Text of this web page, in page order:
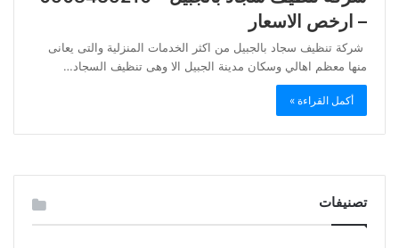
– ارخص الاسعار
شركة تنظيف سجاد بالجبيل من اكثر الخدمات المنزلية والتى يعانى
منها معظم اهالي وسكان مدينة الجبيل الا وهى تنظيف السجاد…
أكمل القراءة »
تصنيفات